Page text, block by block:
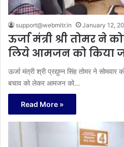
support@webmitr.in January 12,
ऊर्जा मंत्री श्री तोमर ने
लिये आमजन को किया
ऊर्जा मंत्री श्री प्रद्युम्न सिंह तोमर ने
बचाव को लेकर आमजन को…
Read More »